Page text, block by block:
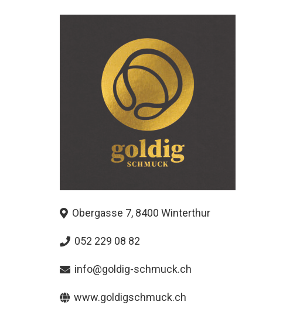
Obergasse 7, 8400 Winterthur
052 229 08 82
info@goldig-schmuck.ch
www.goldigschmuck.ch